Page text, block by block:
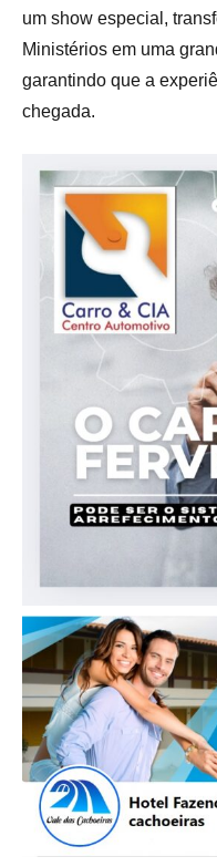
um show especial,
Ministérios em uma
garantindo que a
chegada.